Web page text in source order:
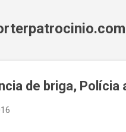
de briga, Polícia